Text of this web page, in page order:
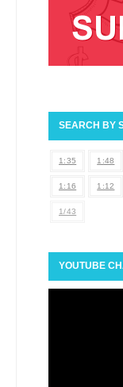
SEARCH BY
1:35 1:48
1:16 1:12
1/43
YOUTUBE